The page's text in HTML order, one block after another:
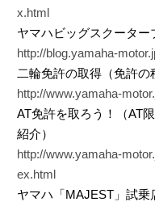
x.html
ヤマハビッグスクーター
http://blog.yamaha-
二輪免許の取得（免許の
http://www.yamaha-
AT免許を取ろう！（AT
紹介）
http://www.yamaha-
ex.html
ヤマハ「MAJEST」試乗